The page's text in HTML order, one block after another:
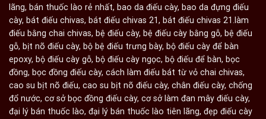
lãng, bán thuốc lào rẻ nhất, bao da điếu cày, bao da đựng điếu
cày, bát điếu chivas, bát điếu chivas 21, bát điếu chivas 21.làm
điếu bằng chai chivas, bệ điếu cày, bệ điếu cày bằng gỗ, bệ điếu
gỗ, bịt nõ điếu cày, bộ bệ điếu trưng bày, bộ điếu cày để bàn
epoxy, bộ điếu cày gỗ, bộ điếu cày ngọc, bộ điếu để bàn, bọc
đồng, bọc đồng điếu cày, cách làm điếu bát từ vỏ chai chivas,
cao su bịt nõ điếu, cao su bịt nõ điếu cày, chân điếu cày, chống
đổ nước, cơ sở bọc đồng điếu cày, cơ sở làm đan mây điếu cày,
đại lý bán thuốc lào, đại lý bán thuốc lào tiên lãng, đẹp điếu cày